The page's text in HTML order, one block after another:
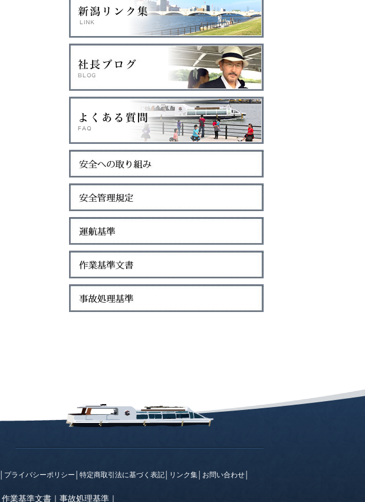
プライバシーポリシー 特定商取引法に基づく表記 リンク集 お問い合わせ
作業基準文書 ｜ 事故処理基準 ｜